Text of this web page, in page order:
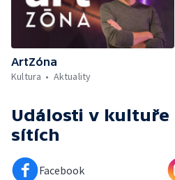
ArtZóna
Kultura
Aktuality
Události v kultuře
sítích
Facebook